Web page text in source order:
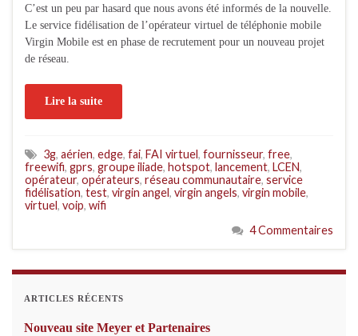
C’est un peu par hasard que nous avons été informés de la nouvelle.
Le service fidélisation de l’opérateur virtuel de téléphonie mobile
Virgin Mobile est en phase de recrutement pour un nouveau projet
de réseau.
Lire la suite
3g, aérien, edge, fai, FAI virtuel, fournisseur, free,
freewifi, gprs, groupe iliade, hotspot, lancement, LCEN,
opérateur, opérateurs, réseau communautaire, service
fidélisation, test, virgin angel, virgin angels, virgin mobile,
virtuel, voip, wifi
4 Commentaires
ARTICLES RÉCENTS
Nouveau site Meyer et Partenaires